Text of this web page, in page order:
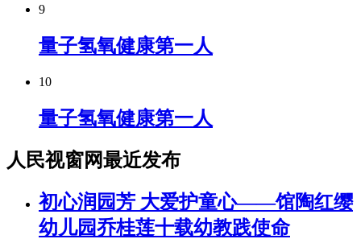
9
量子氢氧健康第一人
10
量子氢氧健康第一人
人民视窗网最近发布
初心润园芳 大爱护童心——馆陶红缨
幼儿园乔桂莲十载幼教践使命